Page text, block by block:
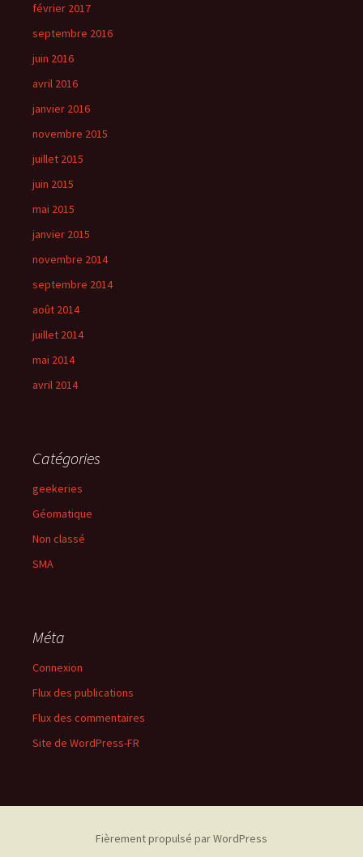
février 2017
septembre 2016
juin 2016
avril 2016
janvier 2016
novembre 2015
juillet 2015
juin 2015
mai 2015
janvier 2015
novembre 2014
septembre 2014
août 2014
juillet 2014
mai 2014
avril 2014
Catégories
geekeries
Géomatique
Non classé
SMA
Méta
Connexion
Flux des publications
Flux des commentaires
Site de WordPress-FR
Fièrement propulsé par WordPress